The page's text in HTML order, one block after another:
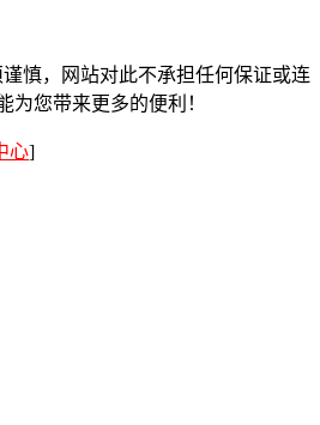
慎，网站对此不承担任何保证或连
为您带来更多的便利！
心]